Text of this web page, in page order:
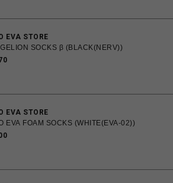
EVA STORE
SOCKS β (BLACK(NERV))
EVA STORE
EVA FOAM SOCKS (WHITE(EVA-02))